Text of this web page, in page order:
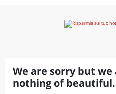
We are sorry but
nothing of beautiful.